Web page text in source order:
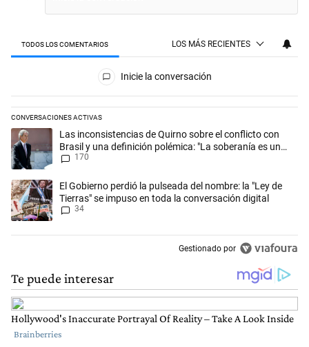
TODOS LOS COMENTARIOS LOS MÁS RECIENTES
Inicie la conversación
CONVERSACIONES ACTIVAS
Este listado muestra los artículos con más comentarios en los
Un artículo de tendencia con el título "Las inconsistencias de Quirno
Las inconsistencias de Quirno sobre el conflicto con
Brasil y una definición polémica: "La soberanía es un
concepto antiguo"
170
Un artículo de tendencia con el título "El Gobierno perdió la pulseada
El Gobierno perdió la pulseada del nombre: la "Ley de
Tierras" se impuso en toda la conversación digital
34
Gestionado por